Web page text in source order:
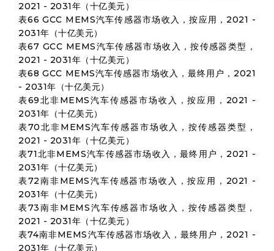
2021 - 2031年（十亿美元）
表66 GCC MEMS汽车传感器市场收入，按应用，2021 -
2031年（十亿美元）
表67 GCC MEMS汽车传感器市场收入，按传感器类型，
2021 - 2031年（十亿美元）
表68 GCC MEMS汽车传感器市场收入，最终用户，2021
- 2031年（十亿美元）
表69北非MEMS汽车传感器市场收入，按应用，2021 -
2031年（十亿美元）
表70北非MEMS汽车传感器市场收入，按传感器类型，
2021 - 2031年（十亿美元）
表71北非MEMS汽车传感器市场收入，最终用户，2021 -
2031年（十亿美元）
表72南非MEMS汽车传感器市场收入，按应用，2021 -
2031年（十亿美元）
表73南非MEMS汽车传感器市场收入，按传感器类型，
2021 - 2031年（十亿美元）
表74南非MEMS汽车传感器市场收入，最终用户，2021 -
2031年（十亿美元）